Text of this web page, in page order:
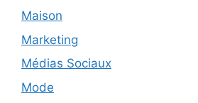
Maison
Marketing
Médias Sociaux
Mode